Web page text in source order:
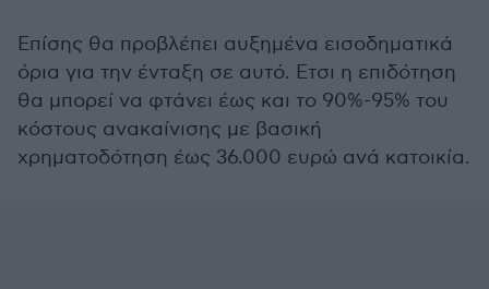
Επίσης θα προβλέπει αυξημένα εισοδηματικά
όρια για την ένταξη σε αυτό. Ετσι η επιδότηση
θα μπορεί να φτάνει έως και το 90%-95% του
κόστους ανακαίνισης με βασική
χρηματοδότηση έως 36.000 ευρώ ανά κατοικία.